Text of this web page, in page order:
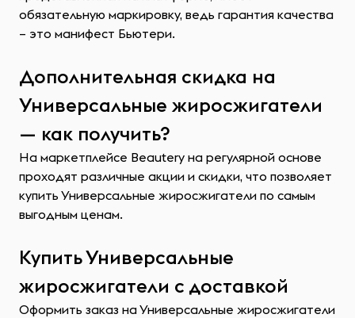
обязательную маркировку, ведь гарантия качества
– это манифест Бьютери.
Дополнительная скидка на
Универсальные жиросжигатели
— как получить?
На маркетплейсе Beautery на регулярной основе
проходят различные акции и скидки, что позволяет
купить Универсальные жиросжигатели по самым
выгодным ценам.
Купить Универсальные
жиросжигатели с доставкой
Оформить заказ на Универсальные жиросжигатели